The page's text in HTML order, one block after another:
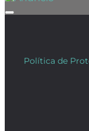
Política de